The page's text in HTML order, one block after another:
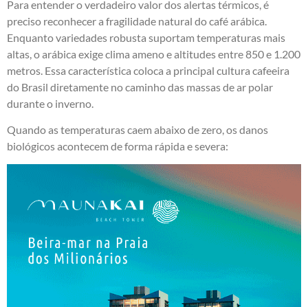
Para entender o verdadeiro valor dos alertas térmicos, é
preciso reconhecer a fragilidade natural do café arábica.
Enquanto variedades robusta suportam temperaturas mais
altas, o arábica exige clima ameno e altitudes entre 850 e 1.200
metros. Essa característica coloca a principal cultura cafeeira
do Brasil diretamente no caminho das massas de ar polar
durante o inverno.
Quando as temperaturas caem abaixo de zero, os danos
biológicos acontecem de forma rápida e severa: